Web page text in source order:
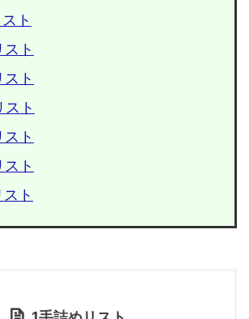
ト
ト
ト
ト
ト
ト
ト